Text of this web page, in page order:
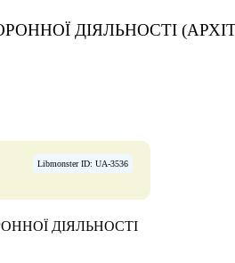
ДІЯЛЬНОСТІ
Libmonster ID: UA-3536
ДІЯЛЬНОСТІ